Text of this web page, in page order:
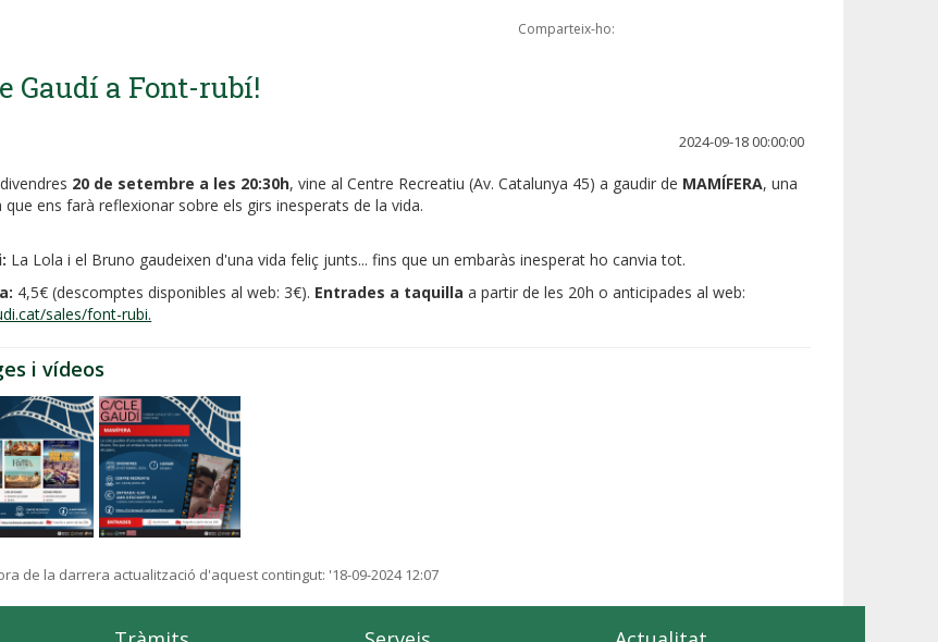
Comparteix-ho:
Gaudí a Font-rubí!
2024-09-18 00:00:00
20 de setembre a les 20:30h, vine al Centre Recreatiu (Av. Catalunya 45) a gaudir de MAMÍFERA, una
que ens farà reflexionar sobre els girs inesperats de la vida.
La Lola i el Bruno gaudeixen d'una vida feliç junts... fins que un embaràs inesperat ho canvia tot.
4,5€ (descomptes disponibles al web: 3€). Entrades a taquilla a partir de les 20h o anticipades al web:
sales/font-rubi.
i vídeos
de la darrera actualització d'aquest contingut: '18-09-2024 12:07